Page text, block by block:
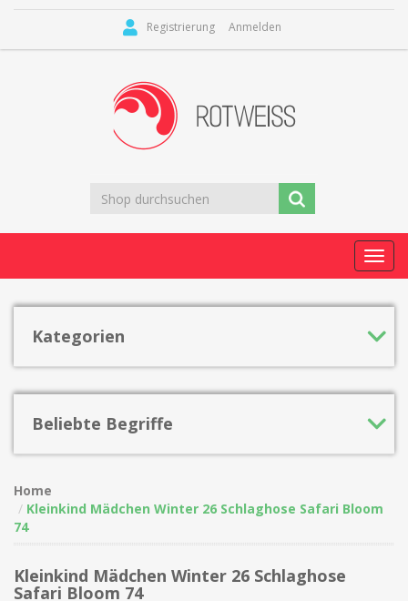
Registrierung Anmelden
Kategorien
Beliebte Begriffe
Home
Kleinkind Mädchen Winter 26 Schlaghose Safari Bloom
74
Kleinkind Mädchen Winter 26 Schlaghose
Safari Bloom 74